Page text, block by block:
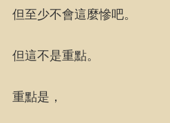
但至少不會這麼慘吧。
但這不是重點。
重點是，